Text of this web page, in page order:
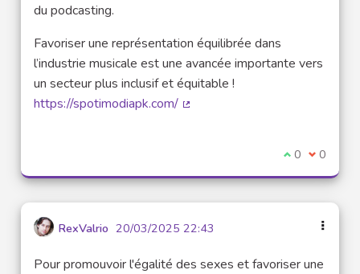
du podcasting.
Favoriser une représentation équilibrée dans
l’industrie musicale est une avancée importante vers
un secteur plus inclusif et équitable !
https://spotimodiapk.com/
Je suis
0 Je ne
0
RexValrio 20/03/2025 22:43
Pour promouvoir l'égalité des sexes et favoriser une